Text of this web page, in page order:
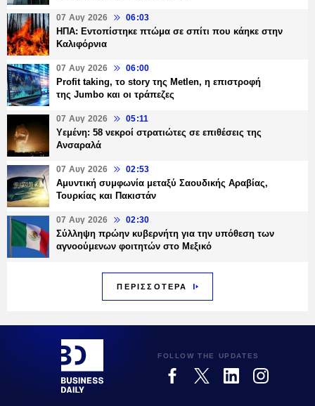
07 Αυγ 2026 06:03
ΗΠΑ: Εντοπίστηκε πτώμα σε σπίτι που κάηκε στην
Καλιφόρνια
07 Αυγ 2026 06:00
Profit taking, το story της Metlen, η επιστροφή
της Jumbo και οι τράπεζες
07 Αυγ 2026 05:11
Υεμένη: 58 νεκροί στρατιώτες σε επιθέσεις της
Ανσαραλά
07 Αυγ 2026 02:53
Αμυντική συμφωνία μεταξύ Σαουδικής Αραβίας,
Τουρκίας και Πακιστάν
07 Αυγ 2026 02:30
Σύλληψη πρώην κυβερνήτη για την υπόθεση των
αγνοούμενων φοιτητών στο Μεξικό
ΠΕΡΙΣΣΟΤΕΡΑ
FOLLOW THE UPDATES